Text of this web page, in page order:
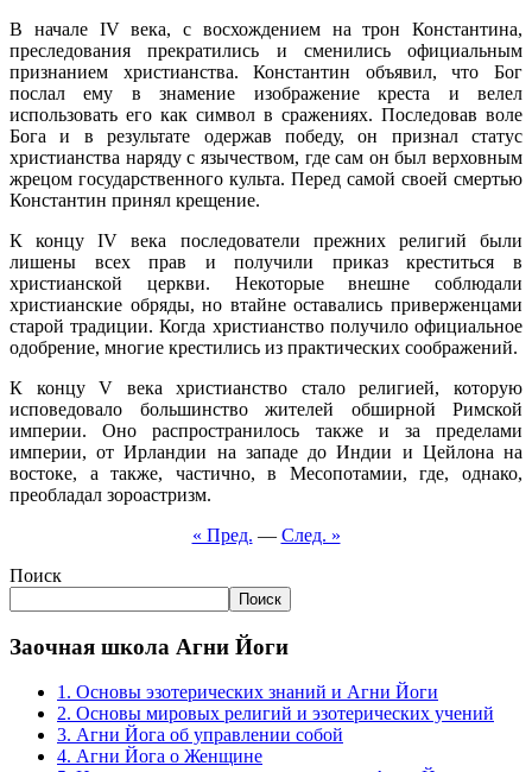
В начале IV века, с восхождением на трон Константина,
преследования прекратились и сменились официальным
признанием христианства. Константин объявил, что Бог
послал ему в знамение изображение креста и велел
использовать его как символ в сражениях. Последовав воле
Бога и в результате одержав победу, он признал статус
христианства наряду с язычеством, где сам он был верховным
жрецом государственного культа. Перед самой своей смертью
Константин принял крещение.
К концу IV века последователи прежних религий были
лишены всех прав и получили приказ креститься в
христианской церкви. Некоторые внешне соблюдали
христианские обряды, но втайне оставались приверженцами
старой традиции. Когда христианство получило официальное
одобрение, многие крестились из практических соображений.
К концу V века христианство стало религией, которую
исповедовало большинство жителей обширной Римской
империи. Оно распространилось также и за пределами
империи, от Ирландии на западе до Индии и Цейлона на
востоке, а также, частично, в Месопотамии, где, однако,
преобладал зороастризм.
« Пред. — След. »
Поиск
Поиск
Заочная школа Агни Йоги
1. Основы эзотерических знаний и Агни Йоги
2. Основы мировых религий и эзотерических учений
3. Агни Йога об управлении собой
4. Агни Йога о Женщине